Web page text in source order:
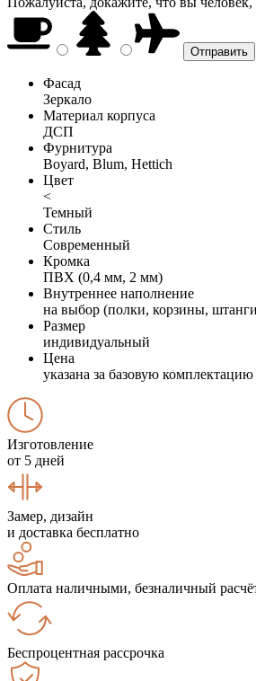
Фасад
Зеркало
Материал корпуса
ДСП
Фурнитура
Boyard, Blum, Hettich
Цвет
<
Темный
Стиль
Современный
Кромка
ПВХ (0,4 мм, 2 мм)
Внутреннее наполнение
на выбор (полки, корзины,
Размер
индивидуальный
Цена
указана за базовую комплектацию
Изготовление
от 5 дней
Замер, дизайн
и доставка бесплатно
Оплата наличными, безналичный
Беспроцентная рассрочка